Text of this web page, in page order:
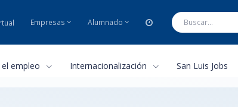
Empresas Alumnado
empleo Internacionalización San Luis Jobs